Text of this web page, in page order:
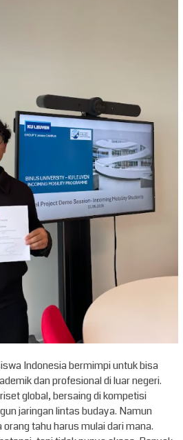
Indonesia bermimpi untuk bisa
dan profesional di luar negeri.
global, bersaing di kompetisi
jaringan lintas budaya. Namun
tahu harus mulai dari mana.